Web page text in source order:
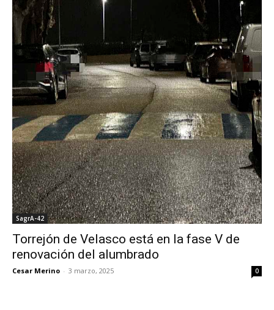
SagrA-42
Torrejón de Velasco está en la fase V de
renovación del alumbrado
Cesar Merino - 3 marzo, 2025 0